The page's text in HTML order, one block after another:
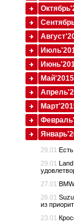
Май'2015
29.01
29.01
27.01
26.01
из
23.01